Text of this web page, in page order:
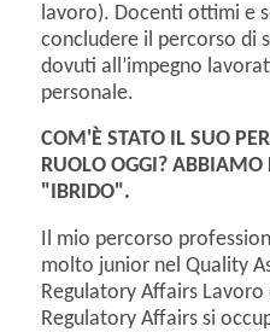
lavoro). Docenti ottimi e
concludere il percorso di
dovuti all’impegno
personale.
COM' È STATO IL SUO
RUOLO OGGI? ABBIAMO
"IBRIDO".
Il mio percorso
molto junior nel Quality
Regulatory Affairs
Regulatory Affairs si